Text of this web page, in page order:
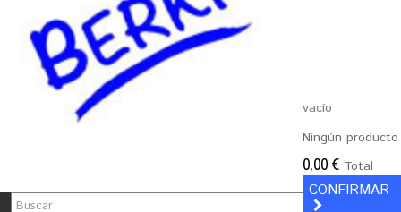
vacío
Ningún producto
0,00 € Total
CONFIRMAR